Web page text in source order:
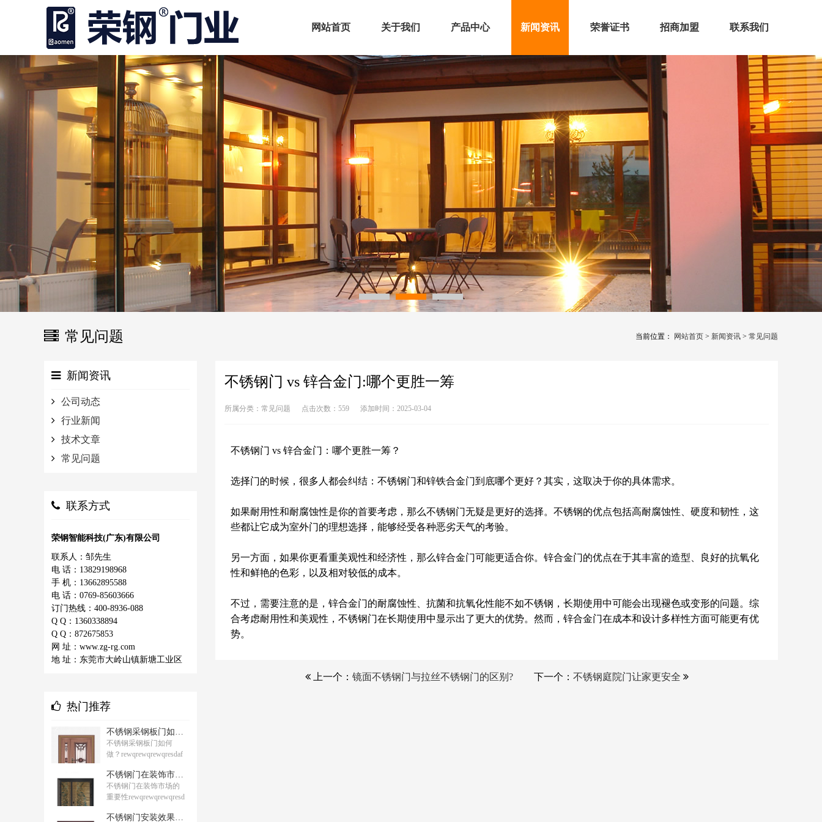
网站首页 关于我们 产品中心 新闻资讯 荣誉证书 招商加盟 联系我们
常见问题 当前位置： 网站首页 > 新闻资讯 > 常见问题
不锈钢门 vs 锌合金门:哪个更胜一筹
所属分类： 常见问题 点击次数： 559 添加时间： 2025-03-04
不锈钢门 vs 锌合金门：哪个更胜一筹？
选择门的时候，很多人都会纠结：不锈钢门和锌铁合金门到底哪个更好？其实，这取决于你的具体需求。
如果耐用性和耐腐蚀性是你的首要考虑，那么不锈钢门无疑是更好的选择。不锈钢的优点包括高耐腐蚀性、硬度和韧性，这
些都让它成为室外门的理想选择，能够经受各种恶劣天气的考验。
另一方面，如果你更看重美观性和经济性，那么锌合金门可能更适合你。锌合金门的优点在于其丰富的造型、良好的抗氧化
性和鲜艳的色彩，以及相对较低的成本。
不过，需要注意的是，锌合金门的耐腐蚀性、抗菌和抗氧化性能不如不锈钢，长期使用中可能会出现褪色或变形的问题。综
合考虑耐用性和美观性，不锈钢门在长期使用中显示出了更大的优势。然而，锌合金门在成本和设计多样性方面可能更有优
势。
上一个： 镜面不锈钢门与拉丝不锈钢门的区别? 下一个： 不锈钢庭院门让家更安全
新闻资讯
公司动态
行业新闻
技术文章
常见问题
联系方式
荣钢智能科技(广东)有限公司
联系人：邹先生
电 话：13829198968
手 机：13662895588
电 话：0769-85603666
订门热线：400-8936-088
Q Q：1360338894
Q Q：872675853
网 址：www.zg-rg.com
地 址：东莞市大岭山镇新塘工业区
热门推荐
不锈钢采钢板门如何做？ddddddfewqrew
不锈钢采钢板门如何
做？rewqrewqrewqresdaf
qfdsafdsaf53254325
不锈钢门在装饰市场的重要性ddddddfewqrew
不锈钢门在装饰市场的
重要性rewqrewqrewqresd
weqfdsafdsaf53254325不锈钢门安装效果如何？ddddddfewqrew